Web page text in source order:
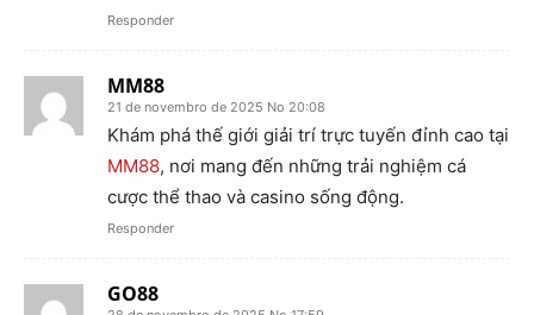
Responder
MM88
21 de novembro de 2025 No 20:08
Khám phá thế giới giải trí trực tuyến đỉnh cao tại
MM88, nơi mang đến những trải nghiệm cá
cược thể thao và casino sống động.
Responder
GO88